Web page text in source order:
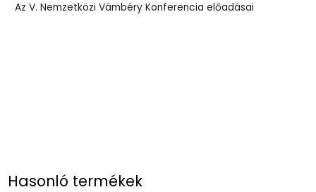
Az V. Nemzetközi Vámbéry Konferencia előadásai
Hasonló termékek